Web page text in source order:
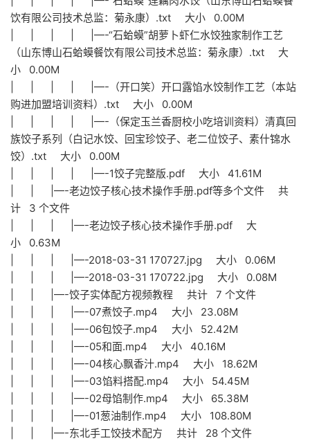
饮有限公司技术总监：菊永康）.txt 大小 0.00M
| | | | |—-“石蛤蟆”胡萝卜虾仁水饺独家制作工艺
（山东博山石蛤蟆餐饮有限公司技术总监：菊永康）.txt 大
小 0.00M
| | | | |—-（开口笑）开口露馅水饺制作工艺（本站
购进加盟培训资料）.txt 大小 0.00M
| | | | |—-（保定玉兰香厨校小吃培训资料）清真回
族饺子系列（白记水饺、回宝珍饺子、老二位饺子、素什锦水
饺）.txt 大小 0.00M
| | | | |—-1饺子完整版.pdf 大小 41.61M
| | |—-老边饺子核心技术操作手册.pdf等多个文件 共
计 3 个文件
| | | |—-老边饺子核心技术操作手册.pdf 大
小 0.63M
| | | |—-2018-03-31 170727.jpg 大小 0.06M
| | | |—-2018-03-31 170722.jpg 大小 0.08M
| | |—-饺子实体配方视频教程 共计 7 个文件
| | | |—-07煮饺子.mp4 大小 23.08M
| | | |—-06包饺子.mp4 大小 52.42M
| | | |—-05和面.mp4 大小 40.16M
| | | |—-04核心飘香汁.mp4 大小 18.62M
| | | |—-03馅料搭配.mp4 大小 54.45M
| | | |—-02母馅制作.mp4 大小 65.38M
| | | |—-01葱油制作.mp4 大小 108.80M
| | |—-东北手工饺技术配方 共计 28 个文件